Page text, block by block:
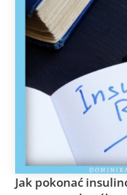
Jak pokonać